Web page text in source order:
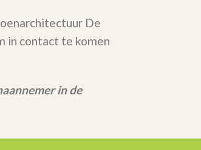
De
in contact te komen
in de